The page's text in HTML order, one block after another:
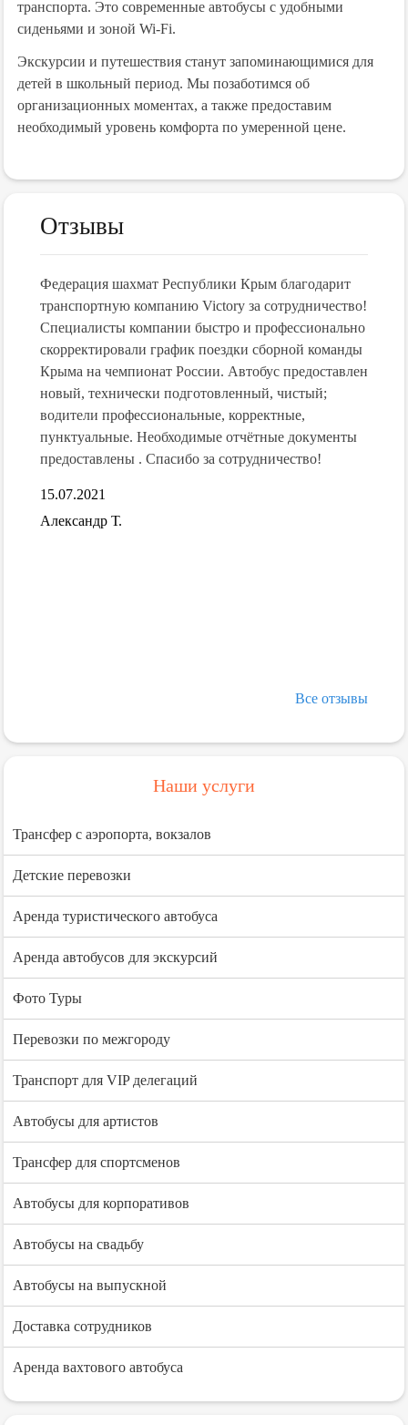
транспорта. Это современные автобусы с удобными
сиденьями и зоной Wi-Fi.
Экскурсии и путешествия станут запоминающимися для
детей в школьный период. Мы позаботимся об
организационных моментах, а также предоставим
необходимый уровень комфорта по умеренной цене.
Отзывы
Федерация шахмат Республики Крым благодарит
транспортную компанию Victory за сотрудничество!
Специалисты компании быстро и профессионально
скорректировали график поездки сборной команды
Крыма на чемпионат России. Автобус предоставлен
новый, технически подготовленный, чистый;
водители профессиональные, корректные,
пунктуальные. Необходимые отчётные документы
предоставлены . Спасибо за сотрудничество!
15.07.2021
Александр Т.
Все отзывы
Наши услуги
Трансфер с аэропорта, вокзалов
Детские перевозки
Аренда туристического автобуса
Аренда автобусов для экскурсий
Фото Туры
Перевозки по межгороду
Транспорт для VIP делегаций
Автобусы для артистов
Трансфер для спортсменов
Автобусы для корпоративов
Автобусы на свадьбу
Автобусы на выпускной
Доставка сотрудников
Аренда вахтового автобуса